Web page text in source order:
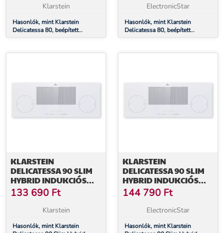
ÜVEGKERÁMIA
Klarstein
Hasonlók, mint Klarstein
Delicatessa 80, beépített
indukciós főzőlap, 3 zóna, 6000
ÜVEGKERÁMIA
ElectronicStar
Hasonlók, mint Klarstein
Delicatessa 80, beépített
indukciós főzőlap, 3 zóna, 6000
KLARSTEIN
DELICATESSA 90 SLIM
HYBRID INDUKCIÓS
FŐZŐLAP
133 690 Ft
Klarstein
Hasonlók, mint Klarstein
KLARSTEIN
DELICATESSA 90 SLIM
HYBRID INDUKCIÓS
FŐZŐLAP
144 790 Ft
ElectronicStar
Hasonlók, mint Klarstein